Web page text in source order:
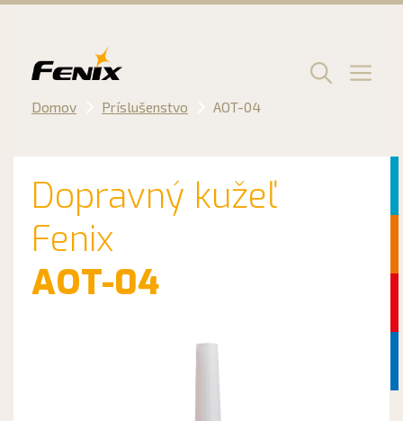
Menu
Domov Príslušenstvo AOT-04
Dopravný kužeľ
Fenix
AOT-04